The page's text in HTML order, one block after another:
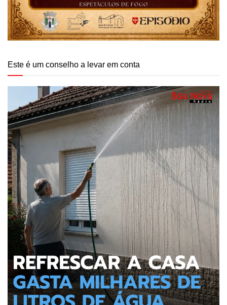
Este é um conselho a levar em conta